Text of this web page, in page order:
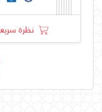
نظرة